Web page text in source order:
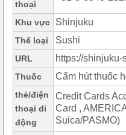
thoại
Khu vực Shinjuku
Thể loại Sushi
URL https://
Thuốc Cấm hút thuốc
thẻ/điện
thoại di
động
Credit Cards
Card ,
Suica/PASMO)